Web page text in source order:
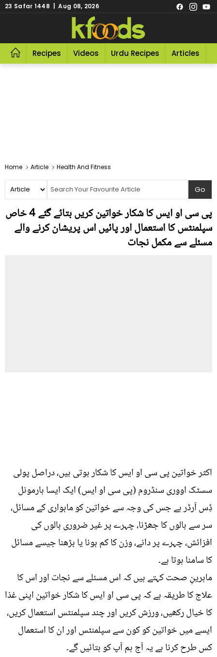
23 Safar 1448 | Aug 08, 2026
Recipes Videos Urdu Recipes Articles
Home Article Health And Fitness
پی سی او ایس کا شکار خواتین کریں بتائے گئے 4 خاص
سپلمنٹس کا استعمال اور پائیں اس پریشان کرنے والے
مسئلے سے مکمل نجات
اکثر خواتین پی سی او ایس کا شکار ہوتی ہیں، دراصل پولی
سسٹک اووری سنڈروم (پی سی او ایس) ایک ایسا ہارمونل
ڈِس آرڈر ہے جس کی وجہ سے خواتین کو ماہواری کے مسائل،
سر سے بالوں کا جھڑنا، چہرے پر غیر ضروری بالوں کی
افزائش، چہرے پر دانے، وزن کا کم ہونا یا بڑھنا جیسے مسائل
کا سامنا ہوتا ہے۔
ماہرینِ صحت کہتے ہیں کہ اس مسئلے سے نجات اور اس کا
علاج کا طریقہ ہے کہ پی سی او ایس کا شکار خواتین اپنی غذا
کا خیال رکھیں، ورزش کریں اور چند سپلمنٹس استعمال کریں،
ایسے میں خواتین کو کون سے سپلمنٹس اور ان کا استعمال
کس طرح کرنا ہے یہ آج ہم آپ کو بتائیں گے۔